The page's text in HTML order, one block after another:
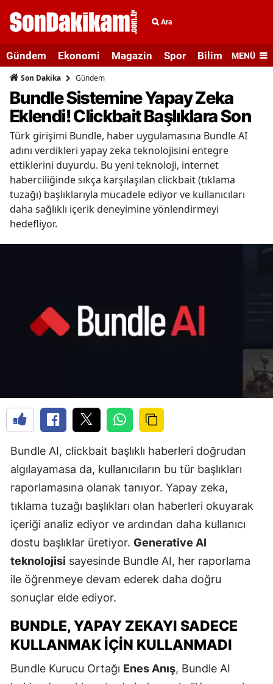
Ara
Gündem Ekonomi Magazin Spor Bilim veMENÜ
Son Dakika Gündem
Bundle Sistemine Yapay Zeka
Eklendi! Clickbait Başlıklara Son
Türk girişimi Bundle, haber uygulamasına Bundle AI
adını verdikleri yapay zeka teknolojisini entegre
ettiklerini duyurdu. Bu yeni teknoloji, internet
haberciliğinde sıkça karşılaşılan clickbait (tıklama
tuzağı) başlıklarıyla mücadele ediyor ve kullanıcıları
daha sağlıklı içerik deneyimine yönlendirmeyi
hedefliyor.
Bundle AI, clickbait başlıklı haberleri doğrudan
algılayamasa da, kullanıcıların bu tür başlıkları
raporlamasına olanak tanıyor. Yapay zeka,
tıklama tuzağı başlıkları olan haberleri okuyarak
içeriği analiz ediyor ve ardından daha kullanıcı
dostu başlıklar üretiyor. Generative AI
teknolojisi sayesinde Bundle AI, her raporlama
ile öğrenmeye devam ederek daha doğru
sonuçlar elde ediyor.
BUNDLE, YAPAY ZEKAYI SADECE
KULLANMAK İÇIN KULLANMADI
Bundle Kurucu Ortağı Enes Anış, Bundle AI